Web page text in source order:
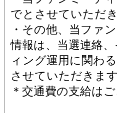
でとさせていただき
・その他、当ファ
情報は、当選連絡
ィング運用に関わ
させていただきま
＊交通費の支給は